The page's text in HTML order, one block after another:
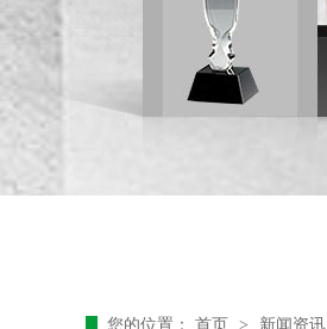
您的位置： 首页 > 新闻资讯